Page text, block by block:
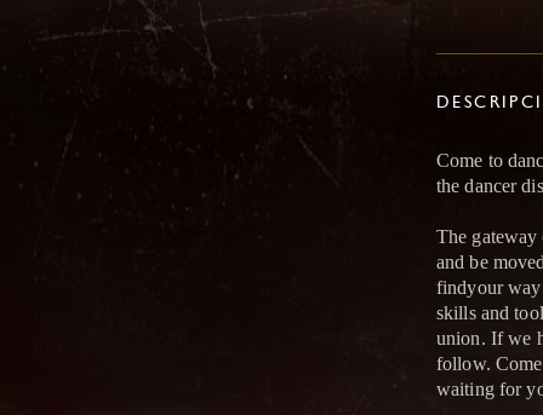
Come to
the dancer
The gateway
and be
findyour way
skills and
union. If we
follow.
waiting for